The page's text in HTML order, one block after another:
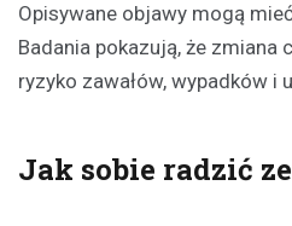
Opisywane objawy mogą
Badania pokazują, że zmiana
ryzyko zawałów, wypadków i
Jak sobie radzić